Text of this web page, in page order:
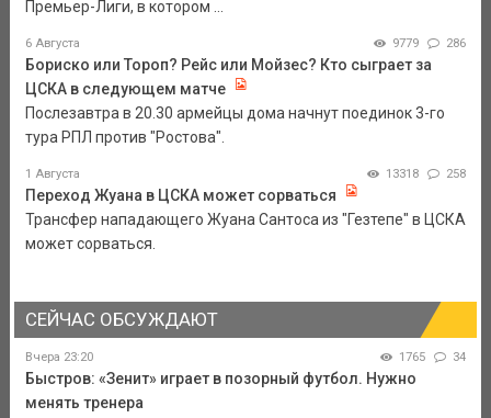
Премьер-Лиги, в котором ...
6 Августа 9779 286
Бориско или Тороп? Рейс или Мойзес? Кто сыграет за
ЦСКА в следующем матче
Послезавтра в 20.30 армейцы дома начнут поединок 3-го
тура РПЛ против "Ростова".
1 Августа 13318 258
Переход Жуана в ЦСКА может сорваться
Трансфер нападающего Жуана Сантоса из "Гезтепе" в ЦСКА
может сорваться.
СЕЙЧАС ОБСУЖДАЮТ
Вчера 23:20 1765 34
Быстров: «Зенит» играет в позорный футбол. Нужно
менять тренера